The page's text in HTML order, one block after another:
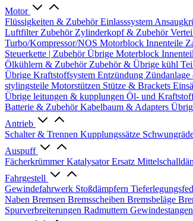
Motor
Flüssigkeiten & ZubehörEinlasssystem
Luftfilter Zubehör Zylinderkopf & Zubehör
Turbo/Kompressor/NOS Motorblock Innenteile
Steuerkette | ZubehörÜbrige Moterblock
Ölkühlern & Zubehör Zubehör & Übrige kühl
Übrige Kraftstoffsystem Entzündung
stylingsteile Motorstützen Stütze & Brackets
Übrige leitungen & kupplungen Öl- und
Batterie & ZubehörKabelbaum & Adapters
Antrieb
Schalter & Trennen Kupplungssätze
Auspuff
FächerkrümmerKatalysator Ersatz
Fahrgestell
Gewindefahrwerk Stoßdämpfern
Naben Bremsen Bremsscheiben Bremsbeläge
Spurverbreiterungen Radmuttern Gewindestangen